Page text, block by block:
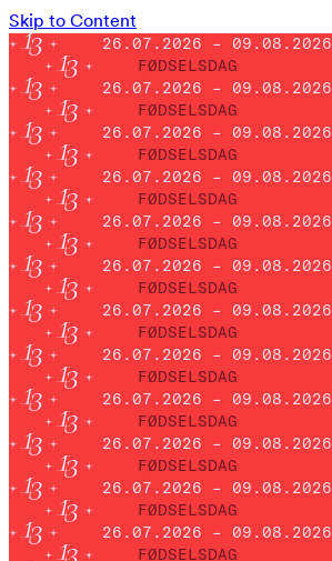
Skip to Content
26.07.2026 – 09.08.2026
FØDSELSDAG
26.07.2026 – 09.08.2026
FØDSELSDAG
26.07.2026 – 09.08.2026
FØDSELSDAG
26.07.2026 – 09.08.2026
FØDSELSDAG
26.07.2026 – 09.08.2026
FØDSELSDAG
26.07.2026 – 09.08.2026
FØDSELSDAG
26.07.2026 – 09.08.2026
FØDSELSDAG
26.07.2026 – 09.08.2026
FØDSELSDAG
26.07.2026 – 09.08.2026
FØDSELSDAG
26.07.2026 – 09.08.2026
FØDSELSDAG
26.07.2026 – 09.08.2026
FØDSELSDAG
26.07.2026 – 09.08.2026
FØDSELSDAG